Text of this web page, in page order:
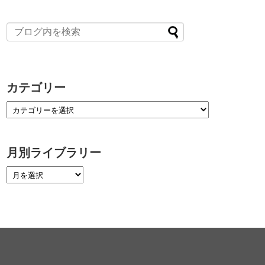
カテゴリー
月別ライブラリー